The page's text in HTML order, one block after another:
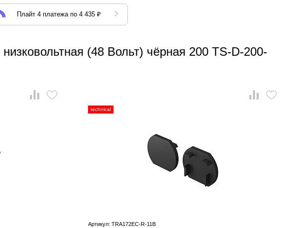
Плайт 4 платежа по 4 435 ₽
(48 Вольт) чёрная 200 TS-D-200-
technical
Артикул: TRA172EC-R-11B